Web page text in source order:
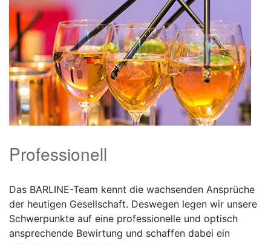
Professionell
Das BARLINE-Team kennt die wachsenden Ansprüche
der heutigen Gesellschaft. Deswegen legen wir unsere
Schwerpunkte auf eine professionelle und optisch
ansprechende Bewirtung und schaffen dabei ein